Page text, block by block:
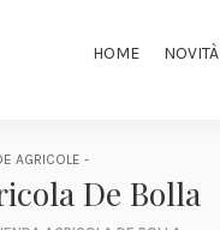
HOME NOVITÀ
AGRICOLE -
De Bolla